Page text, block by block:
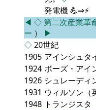
発電機 💪⇒⚡
◀ ◇第二次産業革
ー ） ▶
◇20世紀
1905 アインシュタ
1924 ボーズ・アイ
1926 シュレーディ
1931 ウィルソン（
1948 トランジスタ